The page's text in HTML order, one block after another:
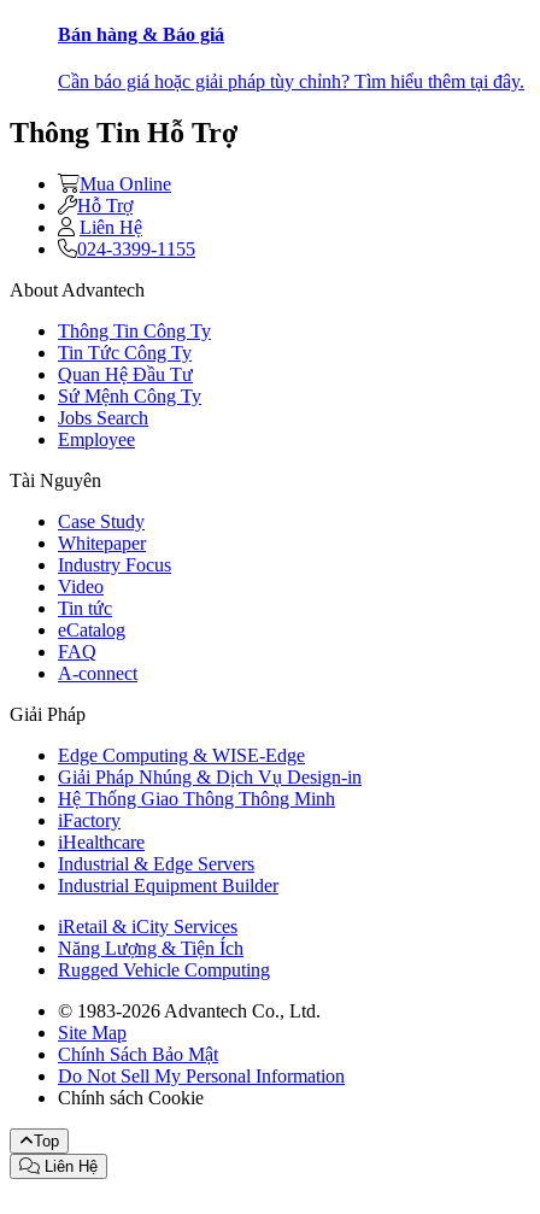
Bán hàng & Báo giá
Cần báo giá hoặc giải pháp tùy chỉnh? Tìm hiểu thêm tại đây.
Thông Tin Hỗ Trợ
Mua Online
Hỗ Trợ
Liên Hệ
024-3399-1155
About Advantech
Thông Tin Công Ty
Tin Tức Công Ty
Quan Hệ Đầu Tư
Sứ Mệnh Công Ty
Jobs Search
Employee
Tài Nguyên
Case Study
Whitepaper
Industry Focus
Video
Tin tức
eCatalog
FAQ
A-connect
Giải Pháp
Edge Computing & WISE-Edge
Giải Pháp Nhúng & Dịch Vụ Design-in
Hệ Thống Giao Thông Thông Minh
iFactory
iHealthcare
Industrial & Edge Servers
Industrial Equipment Builder
iRetail & iCity Services
Năng Lượng & Tiện Ích
Rugged Vehicle Computing
© 1983-2026 Advantech Co., Ltd.
Site Map
Chính Sách Bảo Mật
Do Not Sell My Personal Information
Chính sách Cookie
Top
Liên Hệ